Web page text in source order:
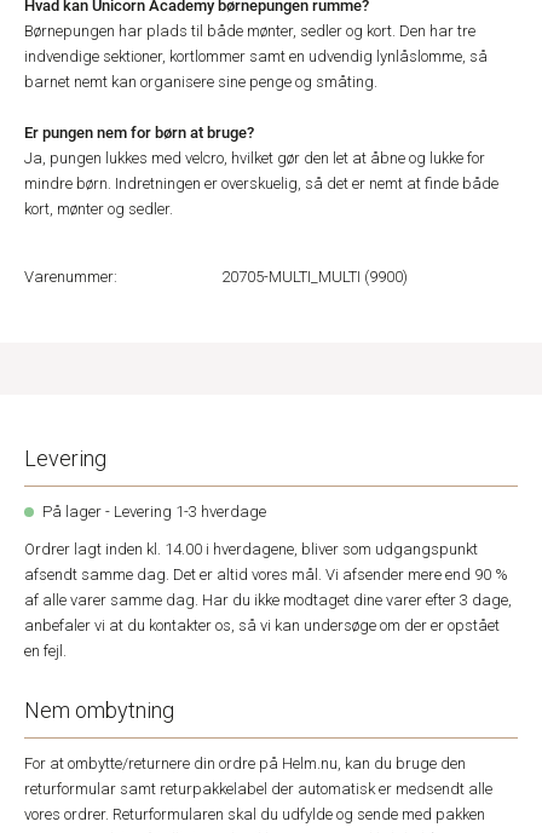
Hvad kan Unicorn Academy børnepungen rumme?
Børnepungen har plads til både mønter, sedler og kort. Den har tre
indvendige sektioner, kortlommer samt en udvendig lynlåslomme, så
barnet nemt kan organisere sine penge og småting.
Er pungen nem for børn at bruge?
Ja, pungen lukkes med velcro, hvilket gør den let at åbne og lukke for
mindre børn. Indretningen er overskuelig, så det er nemt at finde både
kort, mønter og sedler.
Varenummer: 20705-MULTI_MULTI (9900)
Levering
På lager - Levering 1-3 hverdage
Ordrer lagt inden kl. 14.00 i hverdagene, bliver som udgangspunkt
afsendt samme dag. Det er altid vores mål. Vi afsender mere end 90 %
af alle varer samme dag. Har du ikke modtaget dine varer efter 3 dage,
anbefaler vi at du kontakter os, så vi kan undersøge om der er opstået
en fejl.
Nem ombytning
For at ombytte/returnere din ordre på Helm.nu, kan du bruge den
returformular samt returpakkelabel der automatisk er medsendt alle
vores ordrer. Returformularen skal du udfylde og sende med pakken